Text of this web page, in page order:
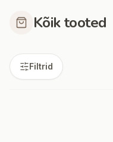
Kool
Kõik tooted
Filtrid